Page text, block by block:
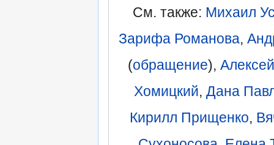
См. также: Михаил
Зарифа Романова,
(обращение),
Хомицкий, Дана
Кирилл Прищенко‎,